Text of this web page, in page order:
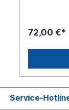
gelben
Kabel
wechselt
72,00 €*
Service-